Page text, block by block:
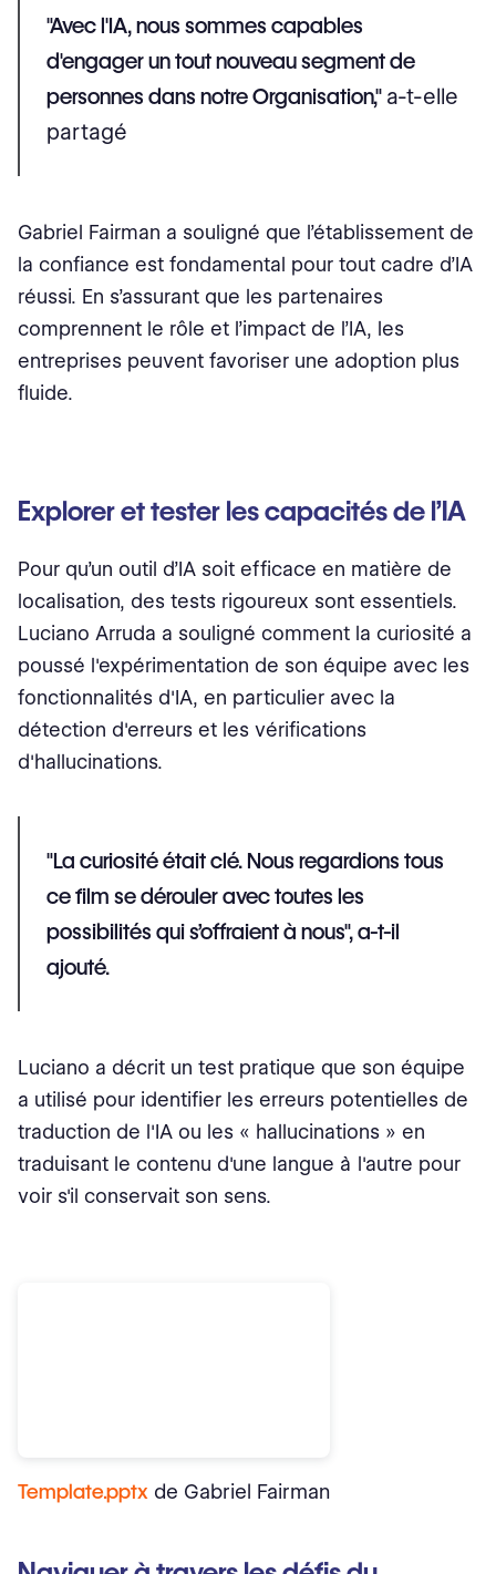
"Avec l'IA, nous sommes capables
d'engager un tout nouveau segment de
personnes dans notre Organisation," a-t-elle
partagé
Gabriel Fairman a souligné que l’établissement de
la confiance est fondamental pour tout cadre d’IA
réussi. En s’assurant que les partenaires
comprennent le rôle et l’impact de l’IA, les
entreprises peuvent favoriser une adoption plus
fluide.
Explorer et tester les capacités de l’IA
Pour qu’un outil d’IA soit efficace en matière de
localisation, des tests rigoureux sont essentiels.
Luciano Arruda a souligné comment la curiosité a
poussé l'expérimentation de son équipe avec les
fonctionnalités d'IA, en particulier avec la
détection d'erreurs et les vérifications
d'hallucinations.
"La curiosité était clé. Nous regardions tous
ce film se dérouler avec toutes les
possibilités qui s’offraient à nous", a-t-il
ajouté.
Luciano a décrit un test pratique que son équipe
a utilisé pour identifier les erreurs potentielles de
traduction de l'IA ou les « hallucinations » en
traduisant le contenu d'une langue à l'autre pour
voir s'il conservait son sens.
Template.pptx de Gabriel Fairman